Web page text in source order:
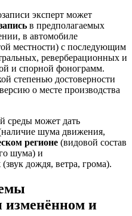
эксперт может
в предполагаемых
в автомобиле
местности) с последующим
реверберационных и
и спорной фонограмм.
степенью достоверности
о месте производства
среды может дать
шума движения,
регионе (видовой состав
шума) и
(звук дождя, ветра, грома).
изменённом и